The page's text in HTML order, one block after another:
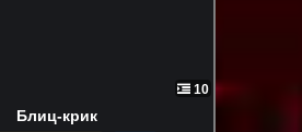
10
Блиц-крик